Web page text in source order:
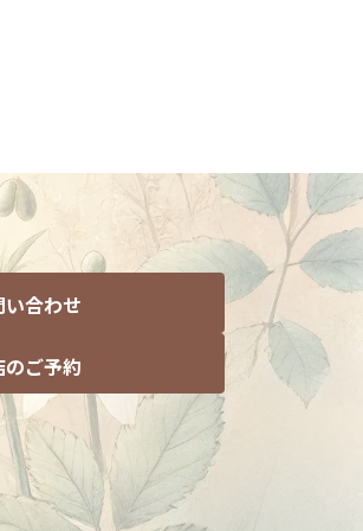
い合わせ
のご予約